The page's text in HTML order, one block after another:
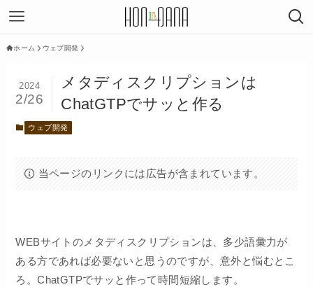
ホーム ウェブ開発
メタディスクリプションは
ChatGTPでサッと作る
2024
2/26
ウェブ開発
当ページのリンクには広告が含まれています。
WEBサイトのメタディスクリプションは、多少語彙力が
ある方であれば必要ないと思うのですが、意外と悩むとこ
ろ。ChatGTPでサッと作って時間短縮します。